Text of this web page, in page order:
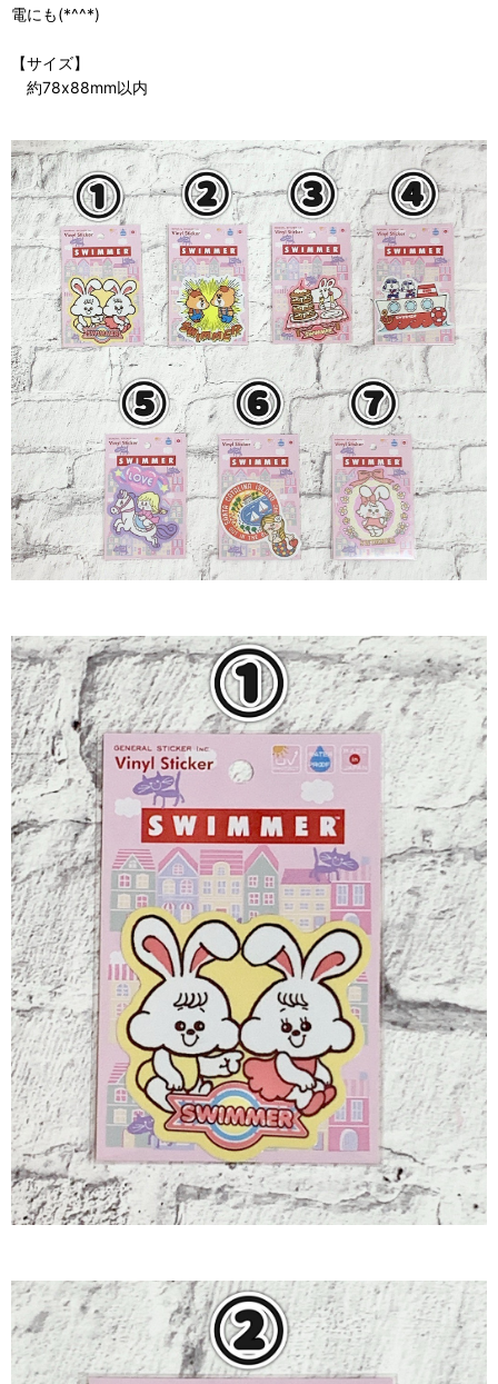
電にも(*^^*)
【サイズ】
約78x88mm以内